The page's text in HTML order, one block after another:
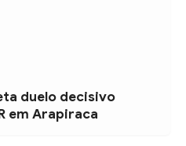
duelo decisivo
em Arapiraca